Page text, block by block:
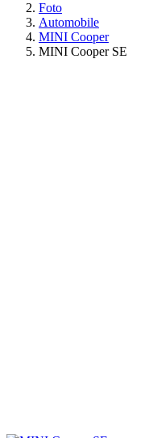
Foto
Automobile
MINI Cooper
MINI Cooper SE